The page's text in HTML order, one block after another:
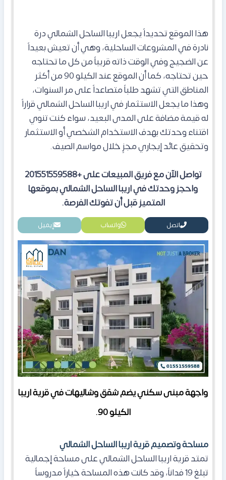
هذا الموقع تحديداً يجعل اريبا الساحل الشمالي درة
نادرة في المشروعات الساحلية، وهي أن تعيش بعيداً
عن الضجيج وفي الوقت ذاته قريباً من كل ما تحتاجه
حين تحتاجه، كما أن الموقع عند الكيلو 90 من أكثر
المناطق التي تشهد طلباً متصاعداً على مر السنوات،
وهذا ما يجعل الاستثمار في اريبا الساحل الشمالي قراراً
له قيمة مضافة على المدى البعيد، سواء كنت تنوي
اقتناء وحدتك بهدف الاستخدام الشخصي أو الاستثمار
وتحقيق عائد إيجاري مجزٍ خلال مواسم الصيف.
تواصل الآن مع فريق المبيعات على +201551559588
واحجز وحدتك في اريبا الساحل الشمالي بموقعها
المتميز قبل أن تفوتك الفرصة.
اتصل واتساب إيميل
واجهة مبنى سكني يضم شقق وشاليهات في قرية اريبا
الكيلو 90.
مساحة وتصميم قرية اريبا الساحل الشمالي
تمتدقرية اريبا الساحل الشماليعلى مساحة إجمالية
تبلغ 19 فداناً، وقد كانت هذه المساحة خياراً مدروساً